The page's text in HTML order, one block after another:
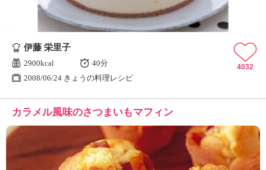
伊藤 栄里子
2900kcal
40分
2008/06/24 きょうの料理レシピ
4032
カラメル風味のさつまいもマフィン